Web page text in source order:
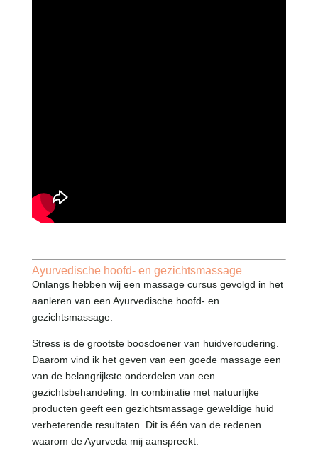
Ayurvedische hoofd- en gezichtsmassage
Onlangs hebben wij een massage cursus gevolgd in het
aanleren van een Ayurvedische hoofd- en
gezichtsmassage.
Stress is de grootste boosdoener van huidveroudering.
Daarom vind ik het geven van een goede massage een
van de belangrijkste onderdelen van een
gezichtsbehandeling. In combinatie met natuurlijke
producten geeft een gezichtsmassage geweldige huid
verbeterende resultaten. Dit is één van de redenen
waarom de Ayurveda mij aanspreekt.